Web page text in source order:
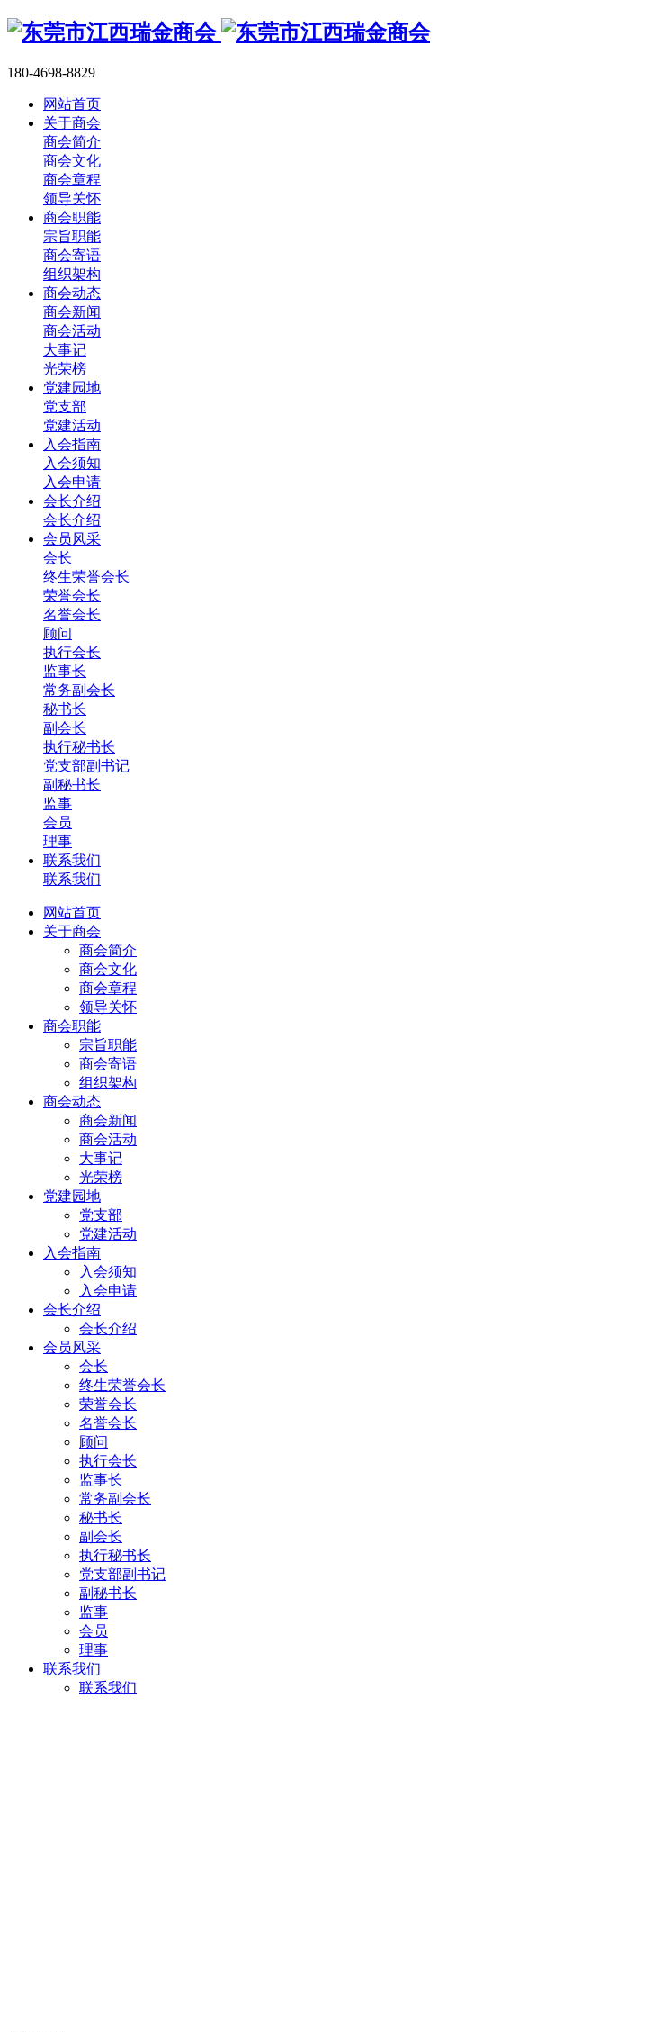
180-4698-8829
网站首页
关于商会
商会简介
商会文化
商会章程
领导关怀
商会职能
宗旨职能
商会寄语
组织架构
商会动态
商会新闻
商会活动
大事记
光荣榜
党建园地
党支部
党建活动
入会指南
入会须知
入会申请
会长介绍
会长介绍
会员风采
会长
终生荣誉会长
荣誉会长
名誉会长
顾问
执行会长
监事长
常务副会长
秘书长
副会长
执行秘书长
党支部副书记
副秘书长
监事
会员
理事
联系我们
联系我们
网站首页
关于商会
商会简介
商会文化
商会章程
领导关怀
商会职能
宗旨职能
商会寄语
组织架构
商会动态
商会新闻
商会活动
大事记
光荣榜
党建园地
党支部
党建活动
入会指南
入会须知
入会申请
会长介绍
会长介绍
会员风采
会长
终生荣誉会长
荣誉会长
名誉会长
顾问
执行会长
监事长
常务副会长
秘书长
副会长
执行秘书长
党支部副书记
副秘书长
监事
会员
理事
联系我们
联系我们